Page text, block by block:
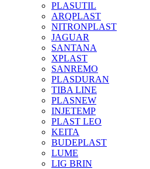
PLASUTIL
ARQPLAST
NITRONPLAST
JAGUAR
SANTANA
XPLAST
SANREMO
PLASDURAN
TIBA LINE
PLASNEW
INJETEMP
PLAST LEO
KEITA
BUDEPLAST
LUME
LIG BRIN